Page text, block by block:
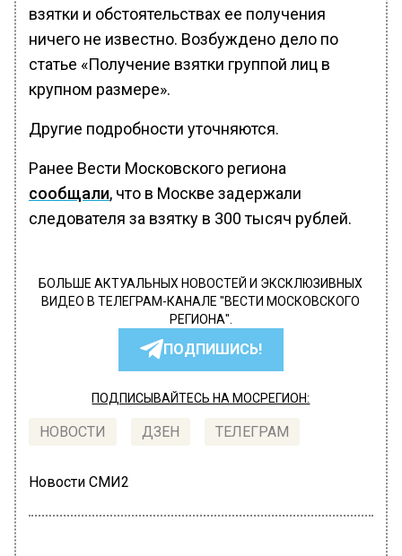
взятки и обстоятельствах ее получения
ничего не известно. Возбуждено дело по
статье «Получение взятки группой лиц в
крупном размере».
Другие подробности уточняются.
Ранее Вести Московского региона
сообщали, что в Москве задержали
следователя за взятку в 300 тысяч рублей.
БОЛЬШЕ АКТУАЛЬНЫХ НОВОСТЕЙ И ЭКСКЛЮЗИВНЫХ
ВИДЕО В ТЕЛЕГРАМ-КАНАЛЕ "ВЕСТИ МОСКОВСКОГО
РЕГИОНА".
ПОДПИШИСЬ!
ПОДПИСЫВАЙТЕСЬ НА МОСРЕГИОН:
НОВОСТИ ДЗЕН ТЕЛЕГРАМ
Новости СМИ2